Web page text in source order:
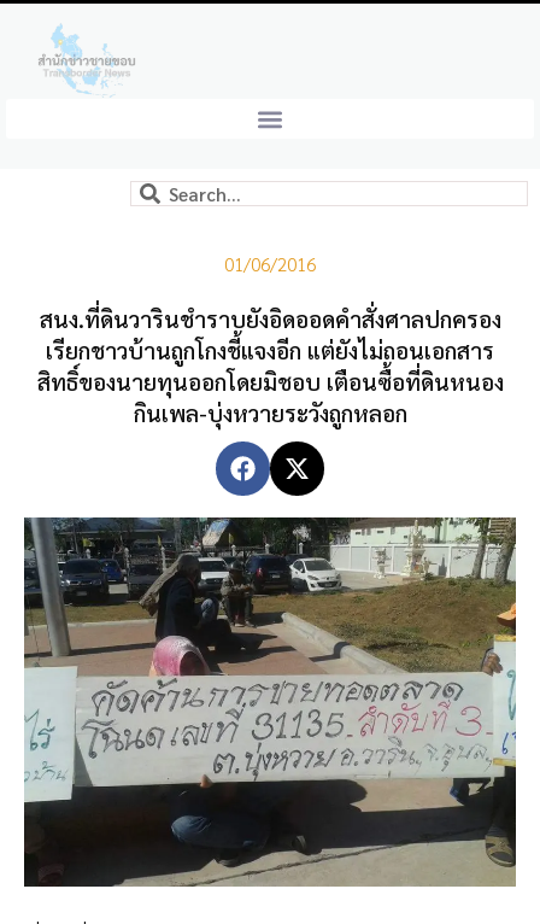
01/06/2016
สนง.ที่ดินวารินชำราบยังอิดออดคำสั่งศาลปกครอง
เรียกชาวบ้านถูกโกงชี้แจงอีก แต่ยังไม่ถอนเอกสาร
สิทธิ์ของนายทุนออกโดยมิชอบ เตือนซื้อที่ดินหนอง
กินเพล-บุ่งหวายระวังถูกหลอก